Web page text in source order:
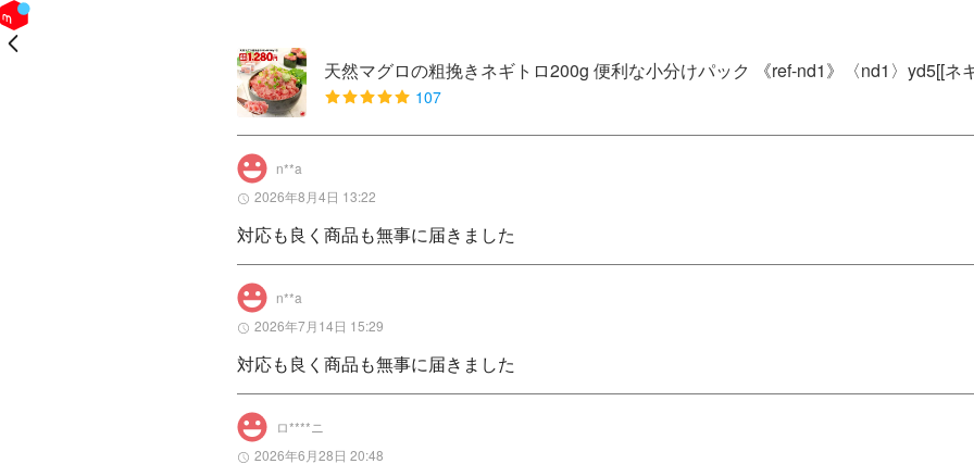
戻る
天然マグロの粗挽きネギトロ200g 便利な小分けパック 《ref-nd1》〈nd1〉yd5[[ネ
107
n**a
2026年8月4日 13:22
対応も良く商品も無事に届きました
n**a
2026年7月14日 15:29
対応も良く商品も無事に届きました
ロ****ニ
2026年6月28日 20:48